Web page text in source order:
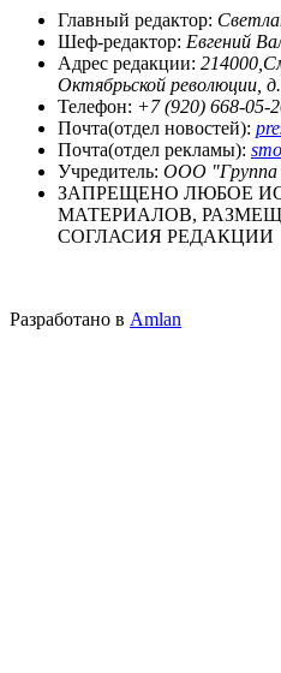
Главный редактор:
Шеф-редактор: Евгений
Адрес редакции:
Октябрьской революции,
Телефон: +7 (920) 668-05-
Почта(отдел новостей):
Почта(отдел рекламы):
Учредитель: ООО
ЗАПРЕЩЕНО ЛЮБОЕ
МАТЕРИАЛОВ,
СОГЛАСИЯ РЕДАКЦИИ
Разработано в Amlan